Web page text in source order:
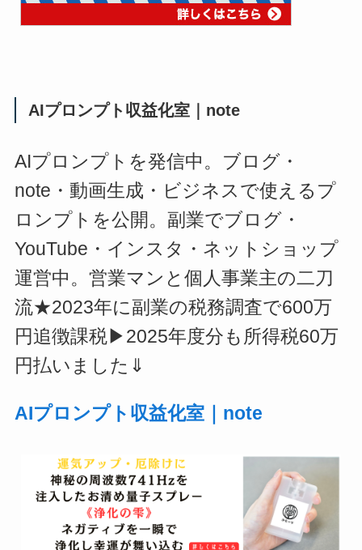
AIプロンプト収益化室｜note
AIプロンプトを発信中。ブログ・
note・動画生成・ビジネスで使えるプ
ロンプトを公開。副業でブログ・
YouTube・インスタ・ネットショップ
運営中。営業マンと個人事業主の二刀
流★2023年に副業の税務調査で600万
円追徴課税▶2025年度分も所得税60万
円払いました⇓
AIプロンプト収益化室｜note